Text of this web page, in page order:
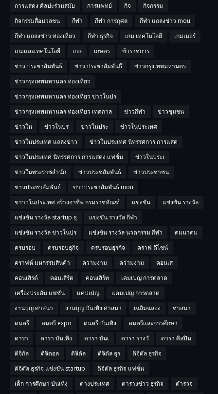
การแสดง ศิลปะร่วมสมัย
การเเพทย์ กิจ
กิจกรรม
กิจกรรมสื่อมวลชน
กีฬา กีฬา การกุศล
กีฬา แถลงข่าว mou
กีฬา แถลงข่าว ท่องเที่ยว
กีฬา ธุรกิจ เกม เทคโนโลยี
เกมเมอร์
เกมและเทคโนโลยี
เกษ เกษตร
ข้าราชการ
ข่าว ประชาสัมพันธ์
ข่าว ประชาสัมพันธื
ข่าวกรุงเทพมหานคร
ข่าวกรุงเทพมหานคร ท่องเที่ยว
ข่าวกรุงเทพมหานคร ท่องเที่ยว ข่าวในปร
ข่าวกรุงเทพมหานคร ท่องเที่ยว เทศกาล
ข่าวกีฬา
ข่าวชุมชน
ข่าวใน
ข่าวในปร ข่าวในประ
ข่าวในประเทศ
ข่าวในประเทศ แถลงข่าว
ข่าวในประเทศ นิทรรศการ การแสด
ข่าวในประเทศ นิทรรศการ การแสดง แฟชั่น
ข่าวในประเ
ข่าวในพระราชสำนัก
ข่าวประช่สัมพันธ์
ข่าวประชาชน
ข่าวประชาสัมพันธ์
ข่าวประชาสัมพันธ์ mou
ขาาวในประเทศ สร้างอาชีพ กรมราชทัณฑ์
แข่งขัน
แข่งขัน รางวัล
แข่งขัน รางวัล startup ธุ
แข่งขัน รางวัล กีฬา
แข่งขัน รางวัล ข่าวในปร
แข่งขัน รางวัล นวตกรรม กีฬา
คมนาคม
ครบรอบ
ครบรอบธุกิจ ครบรอบธุรกิจ
คราฟ ดีไซน์
คราฟห์ มหกรรมสินค้า
ความงาม คว่ามงาม
คอนเส
คอนเสิรต์
คอนเสิร์ต คอนเสิร์ท
เคมเปญ การตลาด
เครื่องประดับ แฟชั่น
แคปเปญ
แคมเปญ การตลาด
งานบุญ ศาสนา
งานบุญ บันเทิง ศาสนา เฉลิมฉลอง
ซาสนา
ดนตรี
ดนตรี expo ดนตรี บันเทิง
ดนตรีและการศึกษา
ดารา
ดารา บันเทิง ดารา บันเ ดารา รางวั
ดารา ศิลปิน
ดิจิกัล
ดิจิตอล ดิจิตัล ดิจิตัล ธุร
ดิจิตัล ธุรกิจ
ดิจิตัล ธุรกิจ แข่งขัน startup
ดิจิตัล ธุรกิจ แฟชั่น
เด็ก การศึกษา บันเทิง
ต่างประเทศ ตารางข่าว ธุรกิจ
ตำรวจ